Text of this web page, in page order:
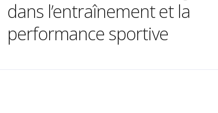
dans l’entraînement et la
performance sportive